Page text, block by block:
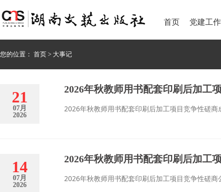
首页 党建工作
您的位置： 首页 > 大事记
21
07月
2026
2026年秋教师用书配套印刷后加工
2026年秋教师用书配套印刷后加工项目竞争性磋商
14
07月
2026
2026年秋教师用书配套印刷后加工
2026年秋教师用书配套印刷后加工项目竞争性磋商